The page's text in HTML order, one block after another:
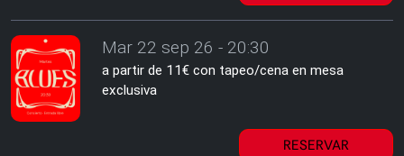
Mar 22 sep 26 - 20:30
a partir de 11€ con tapeo/cena en mesa
exclusiva
RESERVAR